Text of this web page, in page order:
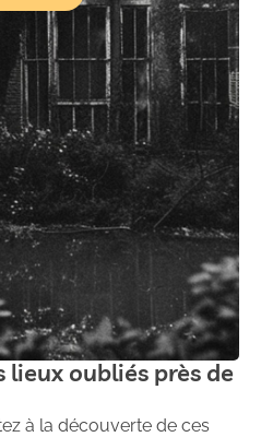
lieux oubliés près de
à la découverte de ces